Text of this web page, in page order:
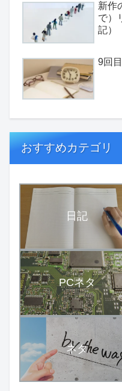
新作
で）
記）
9回
おすすめカテゴリ
日記
PCネタ
ネタ